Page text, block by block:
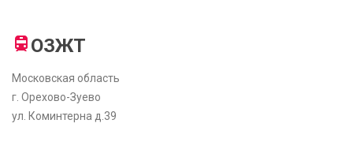
ОЗЖТ
Московская область
г. Орехово-Зуево
ул. Коминтерна д.39